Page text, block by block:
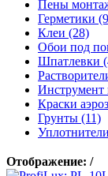
Пены
Герметики
Клеи (28)
Обои под
Шпатлевки
Инструмент
Краски
Грунты (11)
Отображение: /